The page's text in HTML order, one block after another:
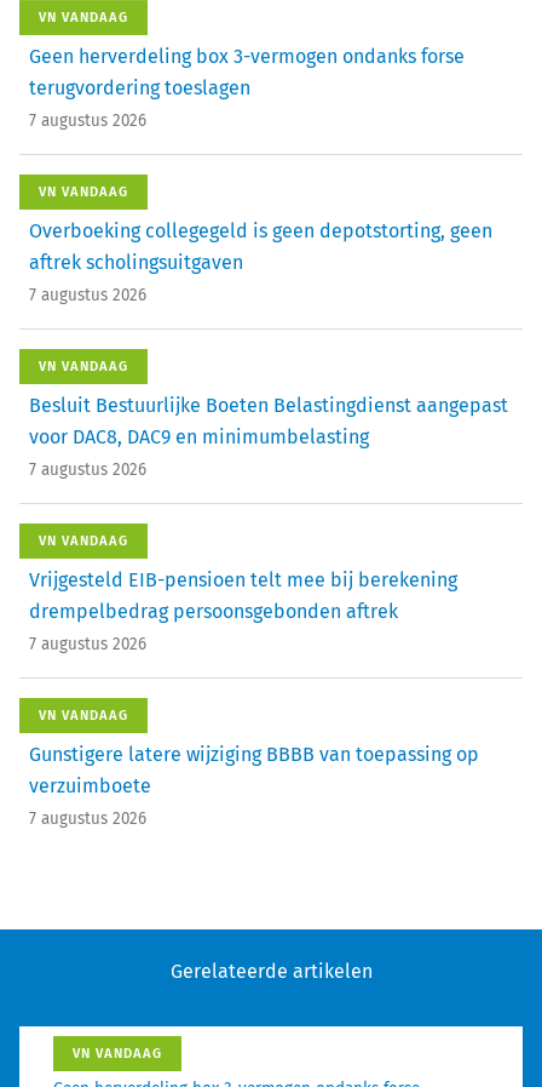
VN VANDAAG
Geen herverdeling box 3-vermogen ondanks forse
terugvordering toeslagen
7 augustus 2026
VN VANDAAG
Overboeking collegegeld is geen depotstorting, geen
aftrek scholingsuitgaven
7 augustus 2026
VN VANDAAG
Besluit Bestuurlijke Boeten Belastingdienst aangepast
voor DAC8, DAC9 en minimumbelasting
7 augustus 2026
VN VANDAAG
Vrijgesteld EIB-pensioen telt mee bij berekening
drempelbedrag persoonsgebonden aftrek
7 augustus 2026
VN VANDAAG
Gunstigere latere wijziging BBBB van toepassing op
verzuimboete
7 augustus 2026
Gerelateerde artikelen
VN VANDAAG